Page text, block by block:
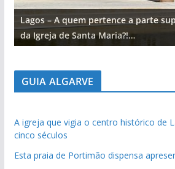
Lagos – A quem pertence a parte
da Igreja de Santa Maria?!…
GUIA ALGARVE
A igreja que vigia o centro histórico de
cinco séculos
Esta praia de Portimão dispensa